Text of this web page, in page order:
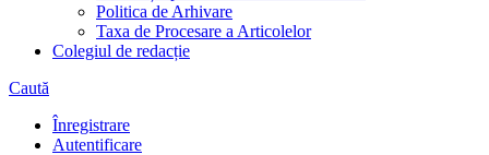
Politica de Arhivare
Taxa de Procesare a Articolelor
Colegiul de redacție
Caută
Înregistrare
Autentificare